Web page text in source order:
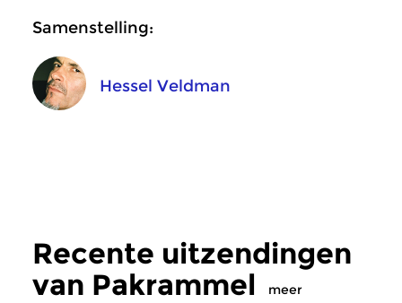
Samenstelling:
Hessel Veldman
Recente uitzendingen
van Pakrammel
meer